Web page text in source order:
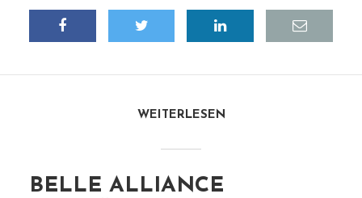
WEITERLESEN
BELLE ALLIANCE